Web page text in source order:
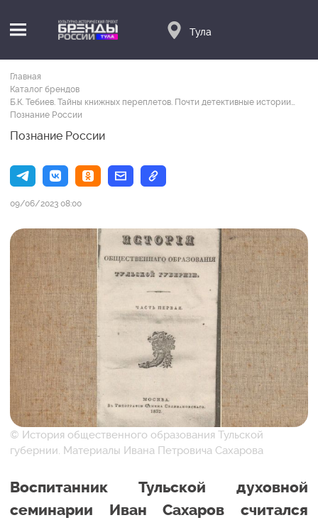
Тула
Главная
Каталог брендов
Б.К. Тебиев. Тайны книжных переплетов. Почти детективные истории…
Познание России
Познание России
09/06/2023 08:00
© История общественного образования Тульской
губернии. Материалы Ивана Петровича Сахарова
Воспитанник Тульской духовной
семинарии Иван Сахаров считался